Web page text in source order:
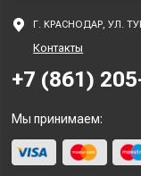
Г. КРАСНОДАР, УЛ.
Контакты
+7 (861)
Мы принимаем: